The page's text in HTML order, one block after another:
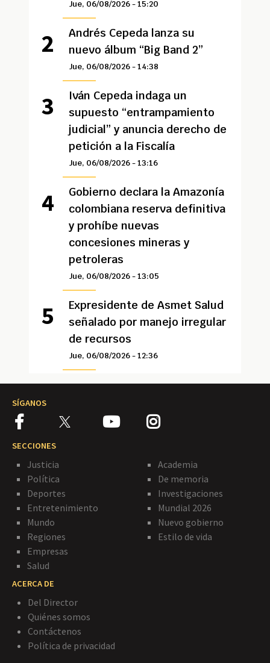
Jue, 06/08/2026 - 15:20
Andrés Cepeda lanza su
nuevo álbum “Big Band 2”
Jue, 06/08/2026 - 14:38
Iván Cepeda indaga un
supuesto “entrampamiento
judicial” y anuncia derecho de
petición a la Fiscalía
Jue, 06/08/2026 - 13:16
Gobierno declara la Amazonía
colombiana reserva definitiva
y prohíbe nuevas
concesiones mineras y
petroleras
Jue, 06/08/2026 - 13:05
Expresidente de Asmet Salud
señalado por manejo irregular
de recursos
Jue, 06/08/2026 - 12:36
SÍGANOS
SECCIONES
Justicia
Política
Deportes
Entretenimiento
Mundo
Regiones
Empresas
Salud
Academia
De memoria
Investigaciones
Mundial 2026
Nuevo gobierno
Estilo de vida
ACERCA DE
Del Director
Quiénes somos
Contáctenos
Política de privacidad